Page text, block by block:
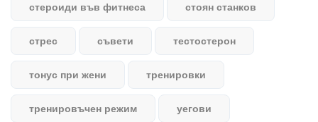
стероиди във фитнеса стоян станков
стрес съвети тестостерон
тонус при жени тренировки
тренировъчен режим уегови